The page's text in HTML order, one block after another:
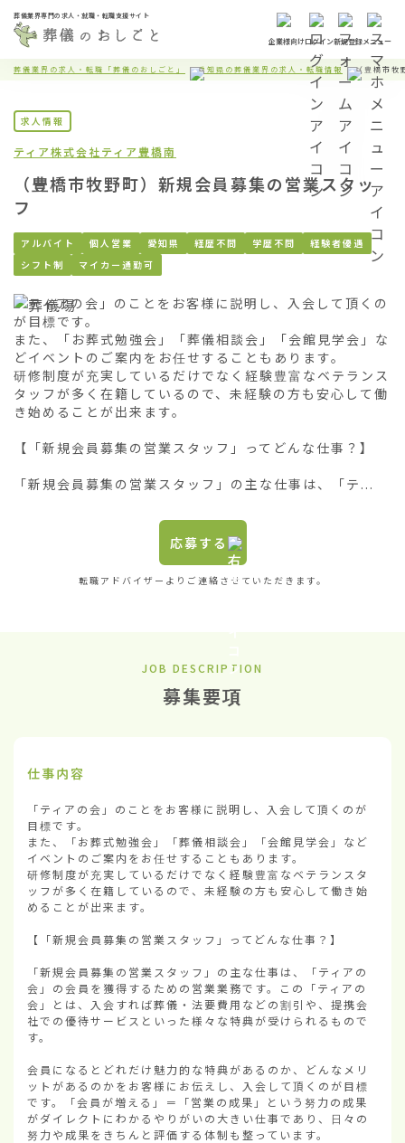
葬儀業界専門の求人・就職・転職支援サイト
企業様向けログイン新規登録メニュー
葬儀業界の求人・転職「葬儀のおしごと」 愛知県の葬儀業界の求人・転職情報 （豊橋市牧
求人情報
ティア株式会社ティア豊橋南
（豊橋市牧野町）新規会員募集の営業スタッ
フ
アルバイト 個人営業 愛知県 経歴不問 学歴不問
経験者優遇
シフト制
マイカー通勤可
「ティアの会」のことをお客様に説明し、入会して頂くの
が目標です。
また、「お葬式勉強会」「葬儀相談会」「会館見学会」な
どイベントのご案内をお任せすることもあります。
研修制度が充実しているだけでなく経験豊富なベテランス
タッフが多く在籍しているので、未経験の方も安心して働
き始めることが出来ます。
【「新規会員募集の営業スタッフ」ってどんな仕事？】
「新規会員募集の営業スタッフ」の主な仕事は、「テ...
応募する
転職アドバイザーよりご連絡させていただきます。
JOB DESCRIPTION
募集要項
仕事内容
「ティアの会」のことをお客様に説明し、入会して頂くのが
目標です。
また、「お葬式勉強会」「葬儀相談会」「会館見学会」など
イベントのご案内をお任せすることもあります。
研修制度が充実しているだけでなく経験豊富なベテランスタ
ッフが多く在籍しているので、未経験の方も安心して働き始
めることが出来ます。
【「新規会員募集の営業スタッフ」ってどんな仕事？】
「新規会員募集の営業スタッフ」の主な仕事は、「ティアの
会」の会員を獲得するための営業業務です。この「ティアの
会」とは、入会すれば葬儀・法要費用などの割引や、提携会
社での優待サービスといった様々な特典が受けられるもので
す。
会員になるとどれだけ魅力的な特典があるのか、どんなメリ
ットがあるのかをお客様にお伝えし、入会して頂くのが目標
です。「会員が増える」＝「営業の成果」という努力の成果
がダイレクトにわかるやりがいの大きい仕事であり、日々の
努力や成果をきちんと評価する体制も整っています。